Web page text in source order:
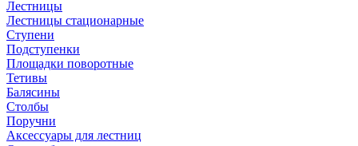
Лестницы
Лестницы стационарные
Ступени
Подступенки
Площадки поворотные
Тетивы
Балясины
Столбы
Поручни
Аксессуары для лестниц